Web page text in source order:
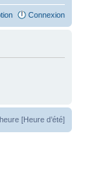
Connexion
[Heure d’été]